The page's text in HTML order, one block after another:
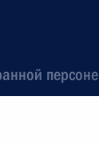
персоне